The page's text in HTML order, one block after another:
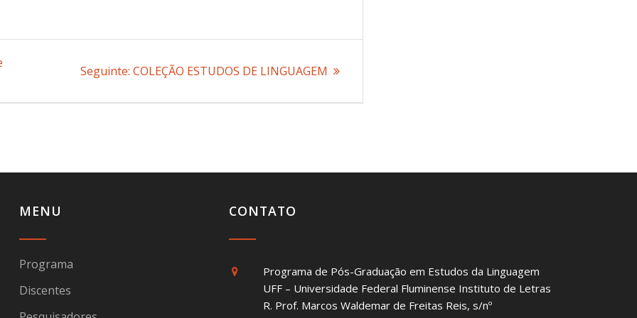
Seguinte: Post
COLEÇÃO ESTUDOS DE LINGUAGEM
MENU
Programa
Discentes
CONTATO
Programa de Pós-Graduação em Estudos da Linguagem
UFF – Universidade Federal Fluminense Instituto de Letras
R. Prof. Marcos Waldemar de Freitas Reis, s/nº